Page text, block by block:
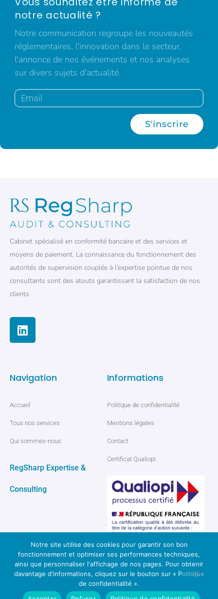
notre actualité ?
Notre communication regroupe les nouveautés
réglementaires, l'innovation dans le secteur,
l'annonce de nos événements et nos analyses
sur divers sujets d'actualité.
S'inscrire
Cabinet spécialisé en conformité bancaire et des services et
moyens de paiement. La connaissance du fonctionnement des
autorités de supervision couplée à l’expertise pointue de nos
consultants sont des atouts garantissant la satisfaction de nos
clients
Navigation
Accueil
Tous nos services
Qui sommes-nous
RegSharp Expertise &
Consulting
Informations
Politique de confidentialité
Mentions légales
Contact
Certificat Qualiopi
© 2026 Regsharp, tous droits réservés
Réalisé par : Modernova Studio
Notre site utilise des cookies pour garantir son bon
fonctionnement et optimiser ses performances techniques,
ainsi que personnaliser l'affichage de nos pages. Pour obtenir
davantage d'informations, cliquez sur le bouton sur « Politique
de confidentialité ».